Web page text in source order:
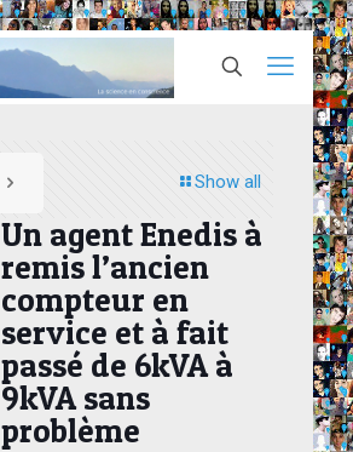
Show all
Un agent Enedis à
remis l’ancien
compteur en
service et à fait
passé de 6kVA à
9kVA sans
problème